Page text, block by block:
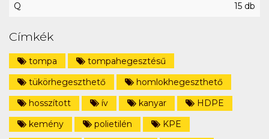
Q 15 db
Címkék
tompa
tompahegesztésű
tükörhegeszthető
homlokhegeszthető
hosszított
ív kanyar
HDPE
kemény
polietilén
KPE